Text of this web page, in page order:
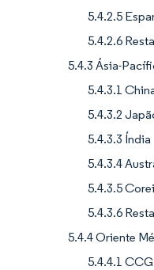
5.4.2.5
5.4.2.6
5.4.3 Ásia-
5.4.3.1
5.4.3.2
5.4.3.3 Índia
5.4.3.4
5.4.3.5
5.4.3.6
5.4.4 Oriente
5.4.4.1 CCG